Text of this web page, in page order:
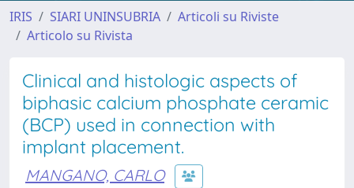
IRIS SIARI UNINSUBRIA
Articoli su Riviste
Articolo su Rivista
Clinical and histologic aspects of
biphasic calcium phosphate ceramic
(BCP) used in connection with
implant placement.
MANGANO, CARLO